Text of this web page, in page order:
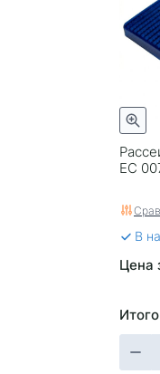
ЕС
В
Цена